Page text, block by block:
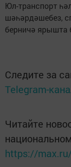
Юл-транспорт
шәһәрдәшебез,
берничә ярышта
Следите за
Telegram-
Читайте
https://